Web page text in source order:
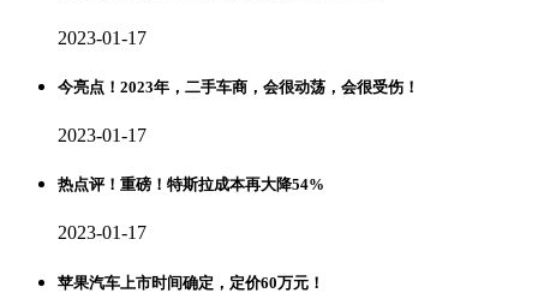
2023-01-17
今亮点！2023年，二手车商，会很动荡，会很受伤！
2023-01-17
热点评！重磅！特斯拉成本再大降54%
2023-01-17
苹果汽车上市时间确定，定价60万元！